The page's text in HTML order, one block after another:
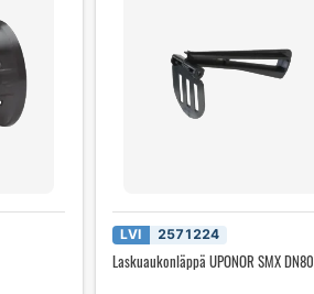
LVI 2571224
Laskuaukonläppä UPONOR SMX DN80